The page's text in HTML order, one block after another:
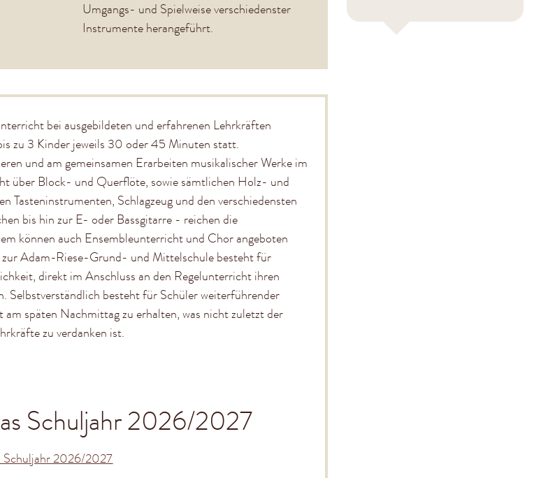
Umgangs- und Spielweise verschiedenster
Instrumente herangeführt.
bei ausgebildeten und erfahrenen Lehrkräften
zu 3 Kinder jeweils 30 oder 45 Minuten statt.
und am gemeinsamen Erarbeiten musikalischer Werke im
über Block- und Querflöte, sowie sämtlichen Holz- und
Tasteninstrumenten, Schlagzeug und den verschiedensten
bis hin zur E- oder Bassgitarre - reichen die
können auch Ensembleunterricht und Chor angeboten
Adam-Riese-Grund- und Mittelschule besteht für
direkt im Anschluss an den Regelunterricht ihren
Selbstverständlich besteht für Schüler weiterführender
späten Nachmittag zu erhalten, was nicht zuletzt der
zu verdanken ist.
Schuljahr 2026/2027
Schuljahr 2026/2027